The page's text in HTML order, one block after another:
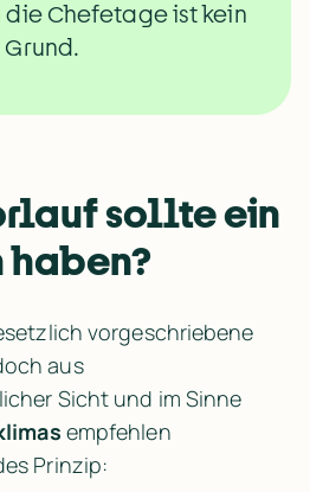
die Chefetage ist kein
sollte ein
aus
Sicht und im Sinne
empfehlen
Prinzip: